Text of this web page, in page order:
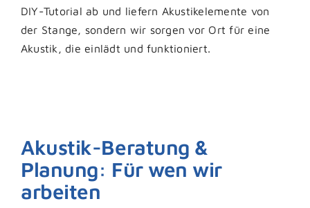
DIY-Tutorial ab und liefern Akustikelemente von
der Stange, sondern wir sorgen vor Ort für eine
Akustik, die einlädt und funktioniert.
Akustik-Beratung &
Planung: Für wen wir
arbeiten